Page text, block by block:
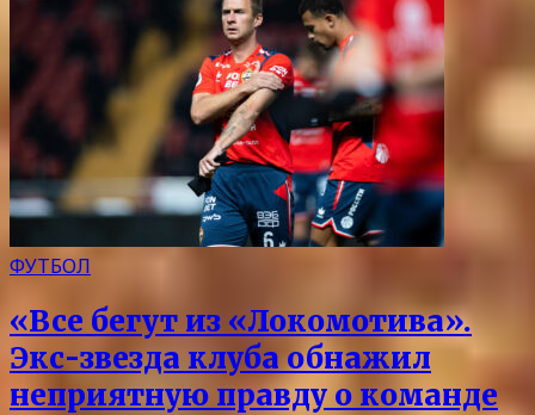
ФУТБОЛ
«Все бегут из «Локомотива».
Экс-звезда клуба обнажил
неприятную правду о команде